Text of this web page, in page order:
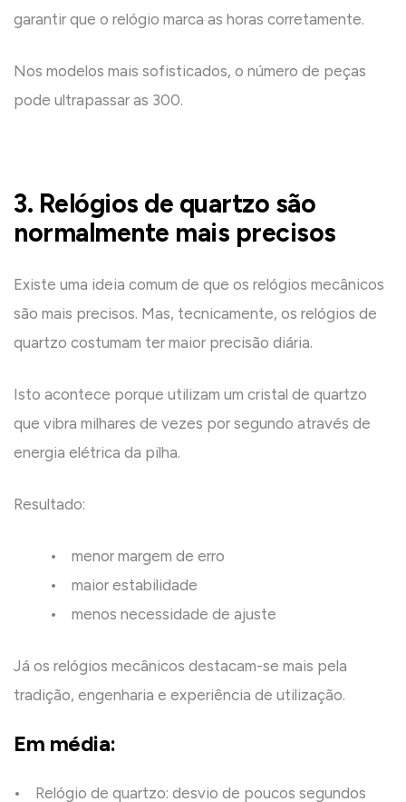
garantir que o relógio marca as horas corretamente.
Nos modelos mais sofisticados, o número de peças
pode ultrapassar as 300.
3. Relógios de quartzo são
normalmente mais precisos
Existe uma ideia comum de que os relógios mecânicos
são mais precisos. Mas, tecnicamente, os relógios de
quartzo costumam ter maior precisão diária.
Isto acontece porque utilizam um cristal de quartzo
que vibra milhares de vezes por segundo através de
energia elétrica da pilha.
Resultado:
• menor margem de erro
• maior estabilidade
• menos necessidade de ajuste
Já os relógios mecânicos destacam-se mais pela
tradição, engenharia e experiência de utilização.
Em média:
• Relógio de quartzo: desvio de poucos segundos